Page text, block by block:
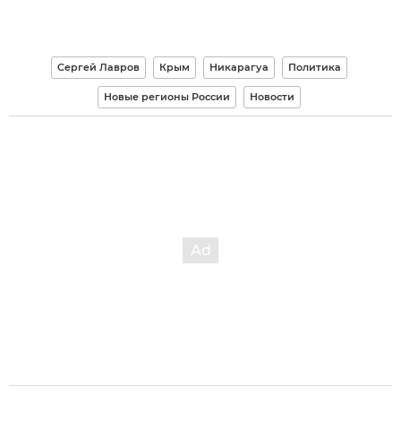
Сергей Лавров Крым Никарагуа Политика
Новые регионы России Новости